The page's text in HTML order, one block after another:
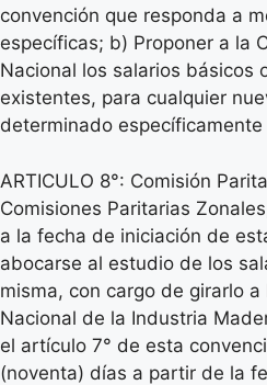
convención que responda a
específicas; b) Proponer a la
Nacional los salarios básicos
existentes, para cualquier
determinado
ARTICULO 8°: Comisión
Comisiones Paritarias
a la fecha de iniciación de
abocarse al estudio de los
misma, con cargo de girarlo
Nacional de la Industria
el artículo 7° de esta
(noventa) días a partir de la